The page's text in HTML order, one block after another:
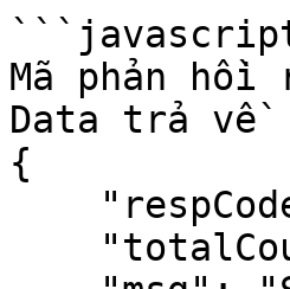
Mã phản hồi
Data trả về
{